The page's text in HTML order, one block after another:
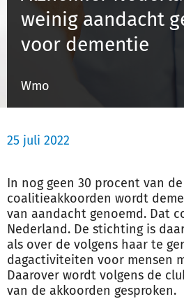
Inloggen
weinig aandacht
voor dementie
Wmo
25 juli 2022
In nog geen 30 procent van
coalitieakkoorden wordt
van aandacht genoemd. Dat
Nederland. De stichting is
als over de volgens haar te
dagactiviteiten voor mensen
Daarover wordt volgens de
van de akkoorden gesproken.